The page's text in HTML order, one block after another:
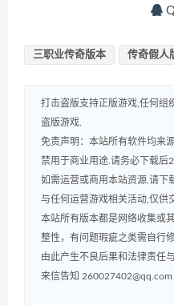
三职业传奇版本 传奇假人
打击盗版支持正版游戏,任何组
盗版游戏.
免责声明：本站所有软件均来
禁用于商业用途.请务必下载后
如需运营或商用本站资源,请下
与任何运营游戏相关活动,仅供
本站所有版本都是网络收集或
整性，有问题瑕疵之类需自行
由此产生不良后果和法律责任
来信告知 260027402@qq.com